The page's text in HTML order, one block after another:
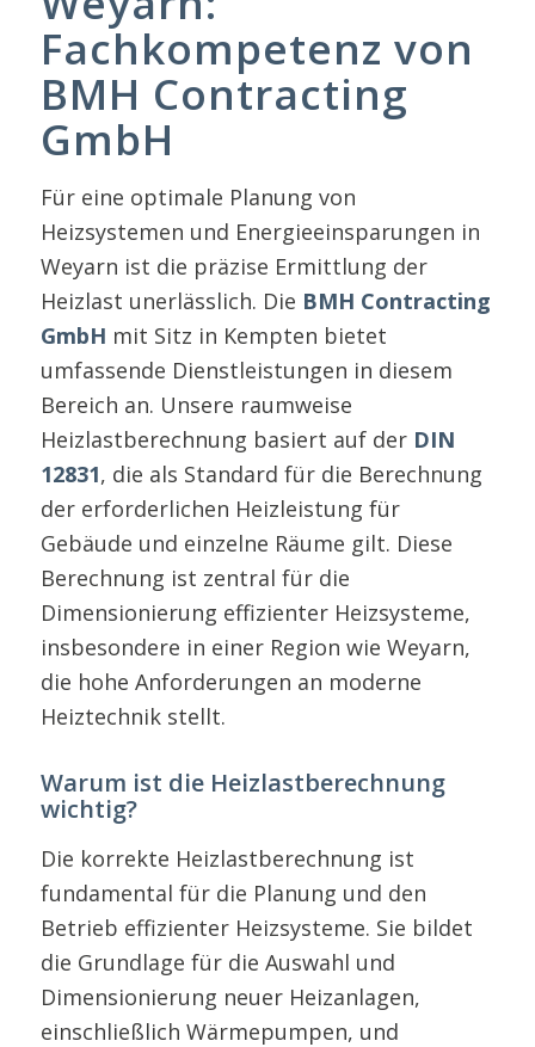
Fachkompetenz von
BMH Contracting
GmbH
Für eine optimale Planung von
Heizsystemen und Energieeinsparungen in
Weyarn ist die präzise Ermittlung der
Heizlast unerlässlich. Die BMH Contracting
GmbH mit Sitz in Kempten bietet
umfassende Dienstleistungen in diesem
Bereich an. Unsere raumweise
Heizlastberechnung basiert auf der DIN
12831, die als Standard für die Berechnung
der erforderlichen Heizleistung für
Gebäude und einzelne Räume gilt. Diese
Berechnung ist zentral für die
Dimensionierung effizienter Heizsysteme,
insbesondere in einer Region wie Weyarn,
die hohe Anforderungen an moderne
Heiztechnik stellt.
Warum ist die Heizlastberechnung
wichtig?
Die korrekte Heizlastberechnung ist
fundamental für die Planung und den
Betrieb effizienter Heizsysteme. Sie bildet
die Grundlage für die Auswahl und
Dimensionierung neuer Heizanlagen,
einschließlich Wärmepumpen, und